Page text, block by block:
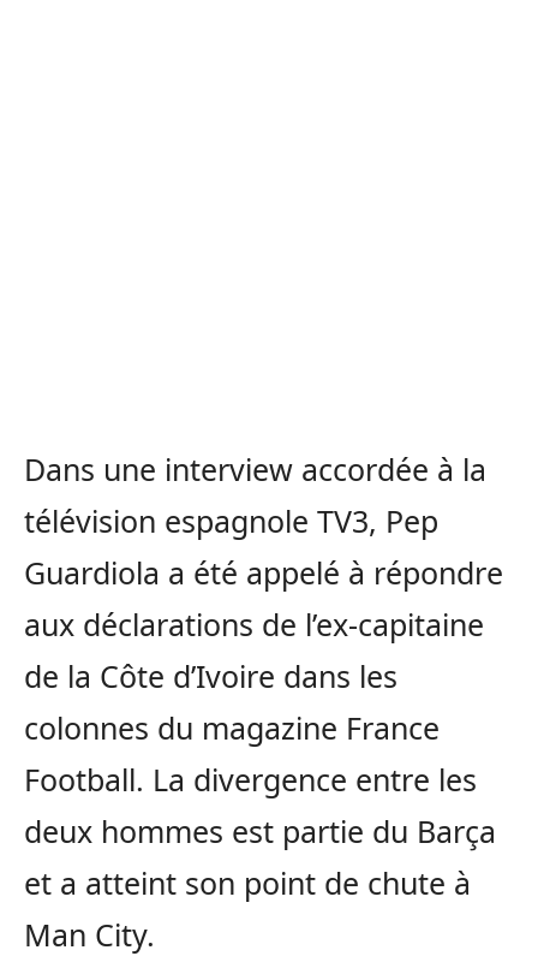
Dans une interview accordée à la
télévision espagnole TV3, Pep
Guardiola a été appelé à répondre
aux déclarations de l’ex-capitaine
de la Côte d’Ivoire dans les
colonnes du magazine France
Football. La divergence entre les
deux hommes est partie du Barça
et a atteint son point de chute à
Man City.